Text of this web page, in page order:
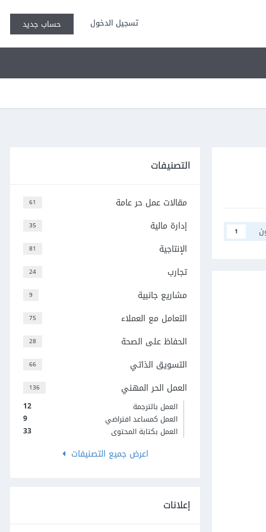
تسجيل الدخول حساب جديد
1
التصنيفات
61 مقالات عمل حر عامة
35 إدارة مالية
81 الإنتاجية
24 تجارب
9 مشاريع جانبية
75 التعامل مع العملاء
28 الحفاظ على الصحة
66 التسويق الذاتي
136 العمل الحر المهني
12
العمل بالترجمة
9
العمل كمساعد افتراضي
33
العمل بكتابة المحتوى
اعرض جميع التصنيفات
إعلانات